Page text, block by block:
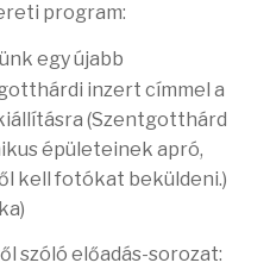
program:
egy újabb
inzert címmel a
(Szentgotthárd
épületeinek apró,
kell fotókat beküldeni.)
szóló előadás-sorozat: